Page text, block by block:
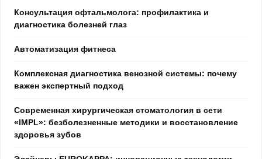
Консультация офтальмолога: профилактика и
диагностика болезней глаз
Автоматизация фитнеса
Комплексная диагностика венозной системы: почему
важен экспертный подход
Современная хирургическая стоматология в сети
«IMPL»: безболезненные методики и восстановление
здоровья зубов